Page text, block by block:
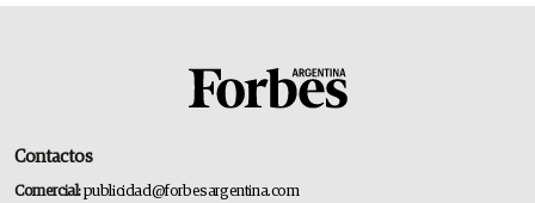
Contactos
Comercial:publicidad@forbesargentina.com